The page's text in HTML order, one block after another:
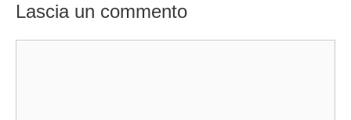
Lascia un commento